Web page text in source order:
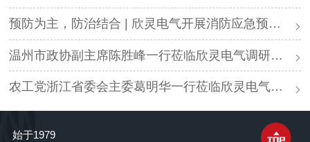
预防为主，防治结合 | 欣灵电气开展消防应急预案演练活动
温州市政协副主席陈胜峰一行莅临欣灵电气调研指导
农工党浙江省委会主委葛明华一行莅临欣灵电气考察调研
始于1979